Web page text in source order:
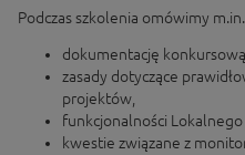
Podczas szkolenia omówimy
dokumentację konkursową,
zasady dotyczące
projektów,
funkcjonalności
kwestie związane z